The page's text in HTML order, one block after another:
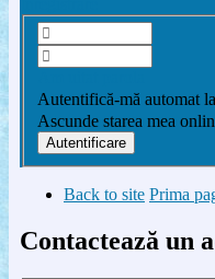
Autentifică-mă automat
Ascunde starea mea
Back to site Prima
Contactează un